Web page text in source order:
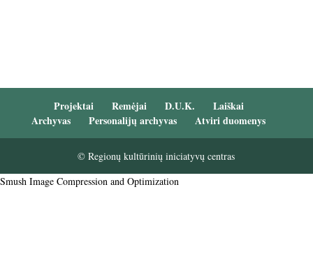
Projektai Remėjai D.U.K.
Laiškai
Archyvas
Personalijų archyvas Atviri duomenys
© Regionų kultūrinių iniciatyvų centras
Smush Image Compression and Optimization